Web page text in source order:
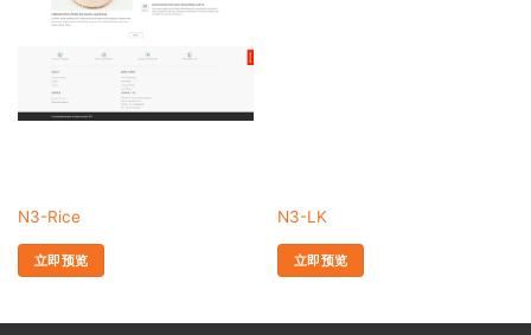
N3-Rice
立即预览
N3-LK
立即预览